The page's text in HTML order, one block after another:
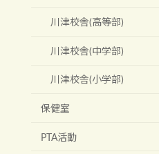
川津校舎(高等部)
川津校舎(中学部)
川津校舎(小学部)
保健室
PTA活動